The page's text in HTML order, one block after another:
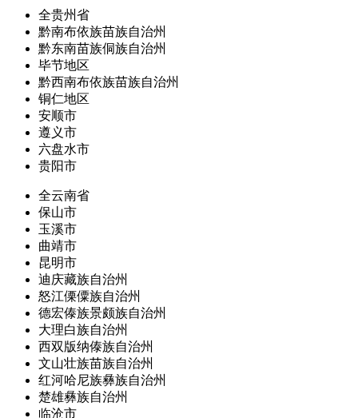
全贵州省
黔南布依族苗族自治州
黔东南苗族侗族自治州
毕节地区
黔西南布依族苗族自治州
铜仁地区
安顺市
遵义市
六盘水市
贵阳市
全云南省
保山市
玉溪市
曲靖市
昆明市
迪庆藏族自治州
怒江傈僳族自治州
德宏傣族景颇族自治州
大理白族自治州
西双版纳傣族自治州
文山壮族苗族自治州
红河哈尼族彝族自治州
楚雄彝族自治州
临沧市